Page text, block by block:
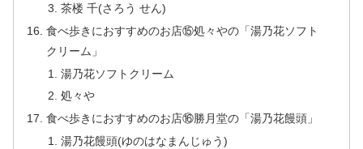
茶楼 千(さろう せん)
食べ歩きにおすすめのお店⑮処々やの「湯乃花ソフト
クリーム」
湯乃花ソフトクリーム
処々や
食べ歩きにおすすめのお店⑯勝月堂の「湯乃花饅頭」
湯乃花饅頭(ゆのはなまんじゅう)